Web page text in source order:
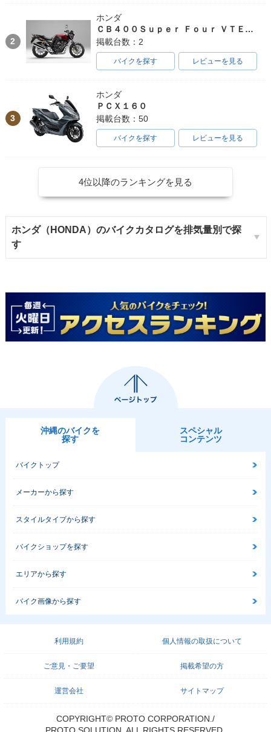
2
ホンダ
ＣＢ４００Ｓｕｐｅｒ Ｆｏｕｒ ＶＴＥＣ ＳＰＥＣ３
掲載台数：2
バイクを探す レビューを見る
3
ホンダ
ＰＣＸ１６０
掲載台数：50
バイクを探す レビューを見る
4位以降のランキングを見る
ホンダ（HONDA）のバイクカタログを排気量別で探
す
沖縄のバイクを
探す
スペシャル
コンテンツ
バイクトップ
メーカーから探す
スタイルタイプから探す
バイクショップを探す
エリアから探す
バイク画像から探す
利用規約 個人情報の取扱について
ご意見・ご要望 掲載希望の方
運営会社 サイトマップ
COPYRIGHT© PROTO CORPORATION./
PROTO SOLUTION. ALL RIGHTS RESERVED.